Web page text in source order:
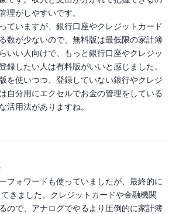
理がしやすいです。
ていますが、銀行口座やクレジットカード
数が少ないので、無料版は最低限の家計簿
いい人向けで、もっと銀行口座やクレジッ
録したい人は有料版がいいと感じました。
を使いつつ、登録していない銀行やクレジ
自分用にエクセルでお金の管理をしている
活用法がありますね。
フォワードも使っていましたが、最終的に
きました。クレジットカードや金融機関
ので、アナログでやるより圧倒的に家計簿